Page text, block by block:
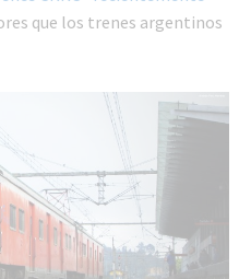
que los trenes argentinos